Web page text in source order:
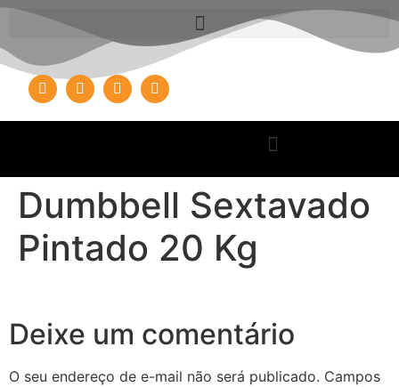
Dumbbell Sextavado
Pintado 20 Kg
Deixe um comentário
O seu endereço de e-mail não será publicado. Campos